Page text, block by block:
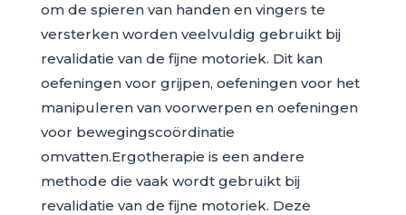
om de spieren van handen en vingers te
versterken worden veelvuldig gebruikt bij
revalidatie van de fijne motoriek. Dit kan
oefeningen voor grijpen, oefeningen voor het
manipuleren van voorwerpen en oefeningen
voor bewegingscoördinatie
omvatten.Ergotherapie is een andere
methode die vaak wordt gebruikt bij
revalidatie van de fijne motoriek. Deze